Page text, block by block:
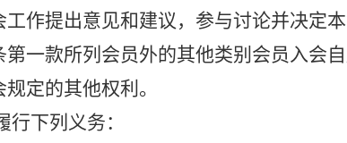
工作提出意见和建议，参与讨论并决定
第一款所列会员外的其他类别会员入会自
规定的其他权利。
行下列义务：